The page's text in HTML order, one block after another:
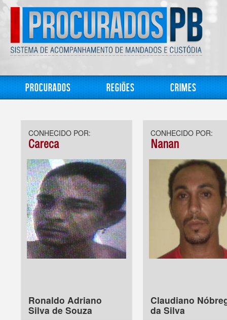
Procurados Regiões Crimes
CONHECIDO POR:
Careca
Ronaldo Adriano
Silva de Souza
CONHECIDO POR:
Nanan
Claudiano
da Silva